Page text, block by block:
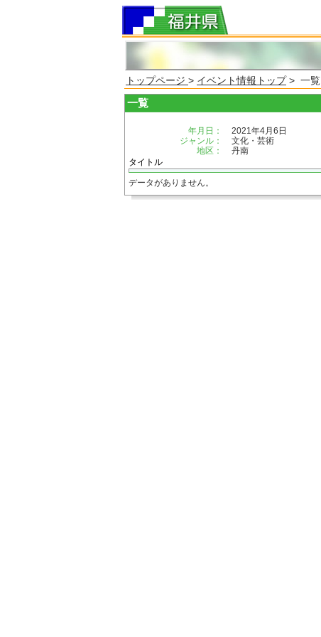
トップページ > イベント情報トップ> 一覧
一覧
年月日：
2021年4月6日
ジャンル：
文化・芸術
地区：
丹南
タイトル
データがありません。